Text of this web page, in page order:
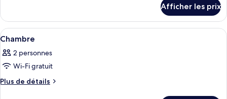
1
chambre,
accès
au
bar-
salon
Chambre
Deluxe
double,
chambre,
accès
bar-
Afficher les prix
Afficher
toutes
les
photos
pour
Une chambre d’hôtel équipée d’un
7
Chambre
2 personnes
Wi-Fi gratuit
Plus de détails
Plus